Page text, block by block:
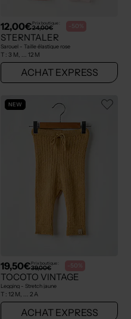
12,00€Prix boutique :
24,00€ -50%
STERNTALER
Sarouel - Taille élastique rose
T : 3 M, ... 12 M
ACHAT EXPRESS
NEW
19,50€Prix boutique :
39,00€ -50%
TOCOTO VINTAGE
Legging - Stretch jaune
T : 12 M, ... 2 A
ACHAT EXPRESS